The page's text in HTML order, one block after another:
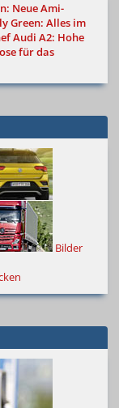
Neue Ami-
Green: Alles im
Audi A2: Hohe
für das
Bilder